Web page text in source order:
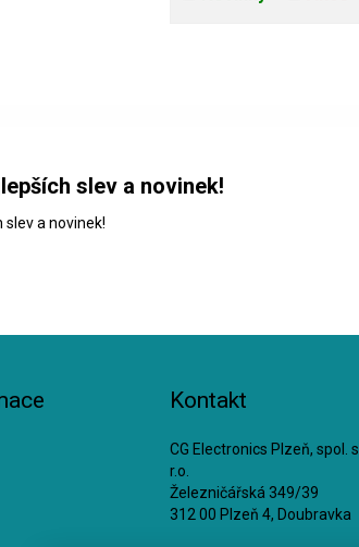
slev a novinek!
slev a novinek!
Kontakt
CG Electronics Plzeň, spol. s
r.o.
Železničářská 349/39
312 00 Plzeň 4, Doubravka